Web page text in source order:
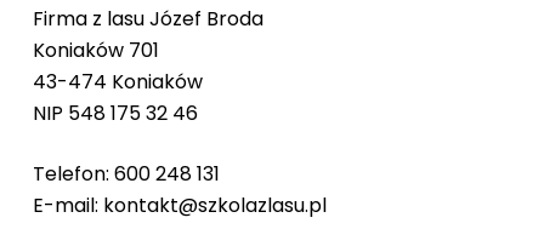
Firma z lasu Józef Broda
Koniaków 701
43-474 Koniaków
NIP 548 175 32 46
Telefon: 600 248 131
E-mail: kontakt@szkolazlasu.pl